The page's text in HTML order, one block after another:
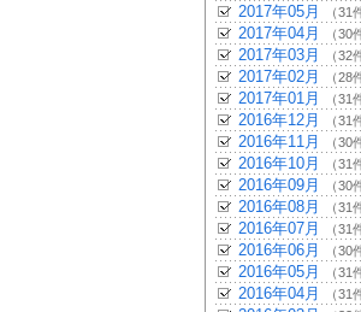
2017年05月 （31
2017年04月 （30
2017年03月 （32
2017年02月 （28
2017年01月 （31
2016年12月 （31
2016年11月 （30
2016年10月 （31
2016年09月 （30
2016年08月 （31
2016年07月 （31
2016年06月 （30
2016年05月 （31
2016年04月 （31